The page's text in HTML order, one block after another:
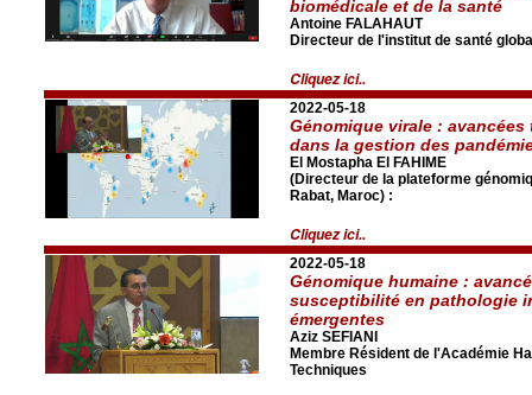
biomédicale et de la santé
Antoine FALAHAUT
Directeur de l'institut de santé
Cliquez ici..
2022-05-18
Génomique virale :
dans la gestion des
El Mostapha El FAHIME
(Directeur de la plateforme
Rabat, Maroc) :
Cliquez ici..
2022-05-18
Génomique humaine :
susceptibilité en pathologie
émergentes
Aziz SEFIANI
Membre Résident de l'Académie
Techniques